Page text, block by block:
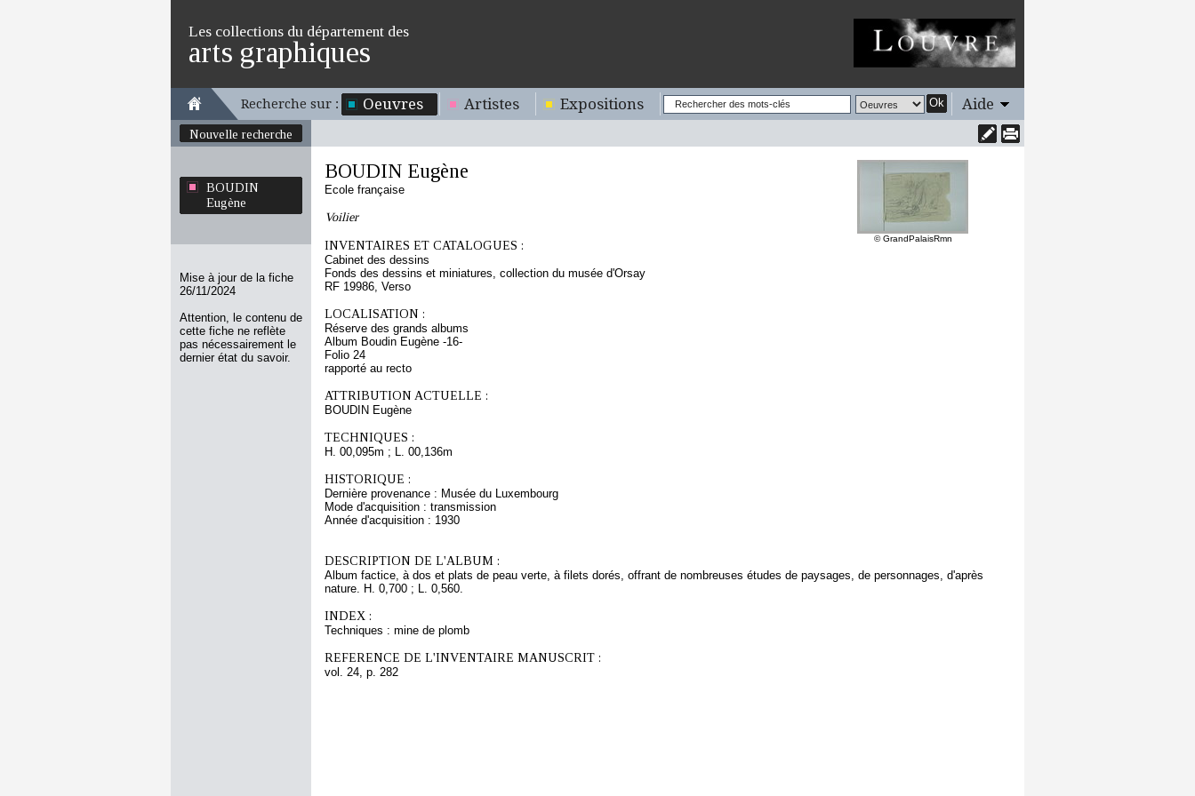
Les collections du département des
arts graphiques
Recherche sur : Oeuvres Artistes Expositions Ok Aide
Nouvelle recherche
BOUDIN
Eugène
Mise à jour de la fiche
26/11/2024
Attention, le contenu de
cette fiche ne reflète
pas nécessairement le
dernier état du savoir.
© GrandPalaisRmn
BOUDIN Eugène
Ecole française
Voilier
INVENTAIRES ET CATALOGUES :
Cabinet des dessins
Fonds des dessins et miniatures, collection du musée d'Orsay
RF 19986, Verso
LOCALISATION :
Réserve des grands albums
Album Boudin Eugène -16-
Folio 24
rapporté au recto
ATTRIBUTION ACTUELLE :
BOUDIN Eugène
TECHNIQUES :
H. 00,095m ; L. 00,136m
HISTORIQUE :
Dernière provenance : Musée du Luxembourg
Mode d'acquisition : transmission
Année d'acquisition : 1930
DESCRIPTION DE L'ALBUM :
Album factice, à dos et plats de peau verte, à filets dorés, offrant de nombreuses études de paysages, de personnages, d'après
nature. H. 0,700 ; L. 0,560.
INDEX :
Techniques : mine de plomb
REFERENCE DE L'INVENTAIRE MANUSCRIT :
vol. 24, p. 282